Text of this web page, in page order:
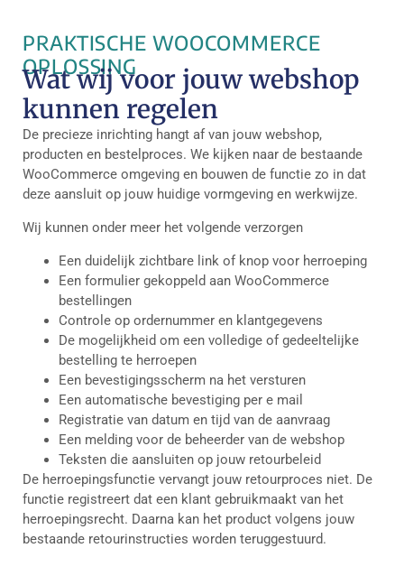
PRAKTISCHE WOOCOMMERCE
OPLOSSING
Wat wij voor jouw webshop
kunnen regelen
De precieze inrichting hangt af van jouw webshop,
producten en bestelproces. We kijken naar de bestaande
WooCommerce omgeving en bouwen de functie zo in dat
deze aansluit op jouw huidige vormgeving en werkwijze.
Wij kunnen onder meer het volgende verzorgen
Een duidelijk zichtbare link of knop voor herroeping
Een formulier gekoppeld aan WooCommerce
bestellingen
Controle op ordernummer en klantgegevens
De mogelijkheid om een volledige of gedeeltelijke
bestelling te herroepen
Een bevestigingsscherm na het versturen
Een automatische bevestiging per e mail
Registratie van datum en tijd van de aanvraag
Een melding voor de beheerder van de webshop
Teksten die aansluiten op jouw retourbeleid
De herroepingsfunctie vervangt jouw retourproces niet. De
functie registreert dat een klant gebruikmaakt van het
herroepingsrecht. Daarna kan het product volgens jouw
bestaande retourinstructies worden teruggestuurd.